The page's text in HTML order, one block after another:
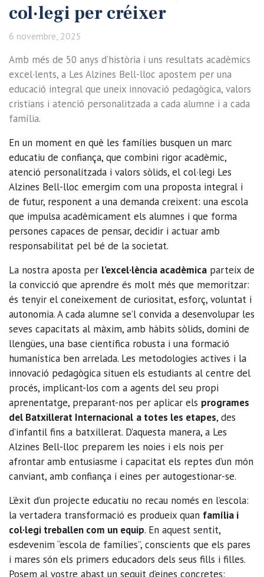
col·legi per créixer
6 novembre, 2025
Amb més de 50 anys d’història i uns resultats acadèmics
excel·lents, a Les Alzines Bell-lloc apostem per una
educació integral que uneix innovació pedagògica, valors
cristians i atenció personalitzada a cada alumne i a cada
família.
En un moment en què les famílies busquen un marc
educatiu de confiança, que combini rigor acadèmic,
atenció personalitzada i valors sòlids, el col·legi Les
Alzines Bell-lloc emergim com una proposta integral i
de futur, responent a una demanda creixent: una escola
que impulsa acadèmicament els alumnes i que forma
persones capaces de pensar, decidir i actuar amb
responsabilitat pel bé de la societat.
La nostra aposta per l’excel·lència acadèmica parteix de
la convicció que aprendre és molt més que memoritzar:
és tenyir el coneixement de curiositat, esforç, voluntat i
autonomia. A cada alumne se’l convida a desenvolupar les
seves capacitats al màxim, amb hàbits sòlids, domini de
llengües, una base científica robusta i una formació
humanística ben arrelada. Les metodologies actives i la
innovació pedagògica situen els estudiants al centre del
procés, implicant-los com a agents del seu propi
aprenentatge, preparant-nos per aplicar els programes
del Batxillerat Internacional a totes les etapes, des
d’infantil fins a batxillerat. D’aquesta manera, a Les
Alzines Bell-lloc preparem les noies i els nois per
afrontar amb entusiasme i capacitat els reptes d’un món
canviant, amb confiança i eines per autogestionar-se.
L’èxit d’un projecte educatiu no recau només en l’escola:
la vertadera transformació es produeix quan família i
col·legi treballen com un equip. En aquest sentit,
esdevenim “escola de famílies”, conscients que els pares
i mares són els primers educadors dels seus fills i filles.
Posem al vostre abast un seguit d’eines concretes: